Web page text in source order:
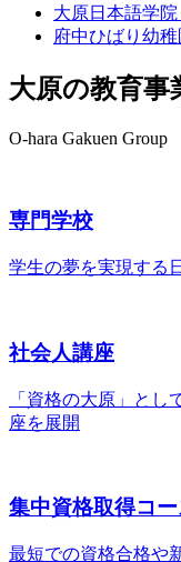
大原日本語学院
府中ひばり 幼稚
大原の教育事
O-hara Gakuen Group
専門学校
学生の夢を実現する
社会人講座
「資格の大原」と
座を展開
集中資格取得コー
最短での資格合格や